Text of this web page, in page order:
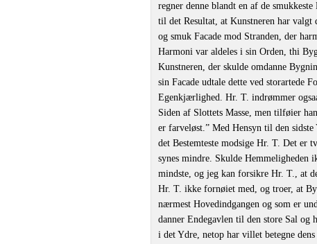
regner denne blandt en af de
til det Resultat, at Kunstneren har
og smuk Facade mod Stranden, der
Harmoni var aldeles i sin Orden, thi
Kunstneren, der skulde omdanne
sin Facade udtale dette ved storartede
Egenkjærlighed. Hr. T. indrømmer
Siden af Slottets Masse, men tilføier
er farveløst.” Med Hensyn til den
det Bestemteste modsige Hr. T. Det er
synes mindre. Skulde Hemmeligheden
mindste, og jeg kan forsikre Hr. T., at
Hr. T. ikke fornøiet med, og troer, at
nærmest Hovedindgangen og som er
danner Endegavlen til den store Sal og
i det Ydre, netop har villet betegne